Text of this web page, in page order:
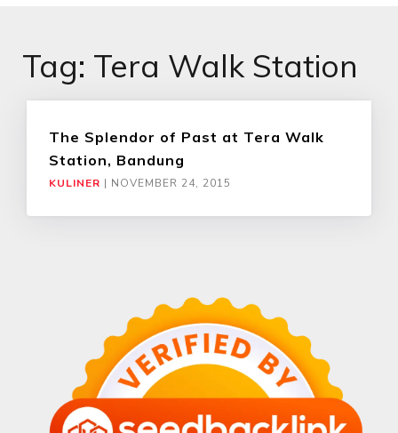
Tag: Tera Walk Station
The Splendor of Past at Tera Walk
Station, Bandung
KULINER | NOVEMBER 24, 2015